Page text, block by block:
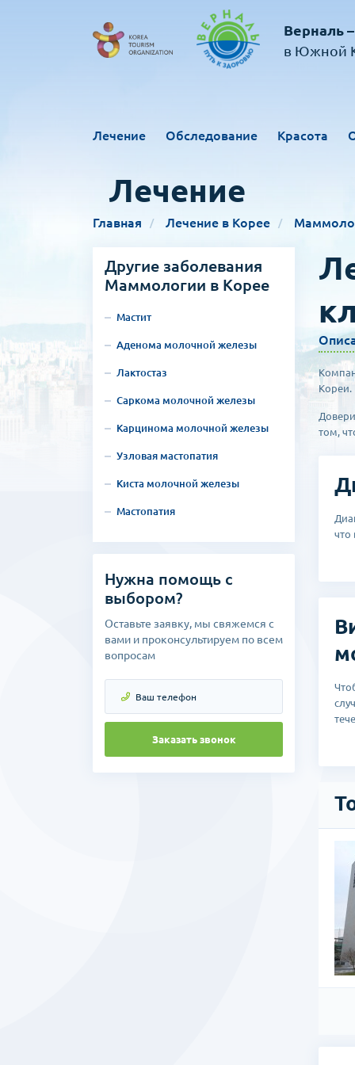
Верналь
в Южной
Лечение Обследование Красота
Лечение
Главная Лечение в Корее
Другие заболевания
Маммологии в Корее
Мастит
Аденома молочной железы
Лактостаз
Саркома молочной железы
Карцинома молочной железы
Узловая мастопатия
Киста молочной железы
Мастопатия
Нужна помощь с
выбором?
Оставьте заявку, мы свяжемся с
вами и проконсультируем по всем
вопросам
Заказать звонок
Кореи.
том,
что